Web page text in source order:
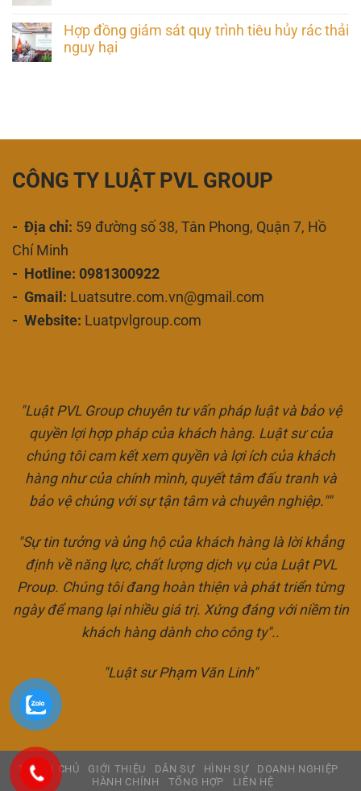
Hợp đồng giám sát quy trình tiêu hủy rác thải
nguy hại
CÔNG TY LUẬT PVL GROUP
- Địa chỉ: 59 đường số 38, Tân Phong, Quận 7, Hồ
Chí Minh
- Hotline: 0981300922
- Gmail: Luatsutre.com.vn@gmail.com
- Website: Luatpvlgroup.com
"Luật PVL Group chuyên tư vấn pháp luật và bảo vệ
quyền lợi hợp pháp của khách hàng. Luật sư của
chúng tôi cam kết xem quyền và lợi ích của khách
hàng như của chính mình, quyết tâm đấu tranh và
bảo vệ chúng với sự tận tâm và chuyên nghiệp.""
"Sự tin tưởng và ủng hộ của khách hàng là lời khẳng
định về năng lực, chất lượng dịch vụ của Luật PVL
Proup. Chúng tôi đang hoàn thiện và phát triển từng
ngày để mang lại nhiều giá trị. Xứng đáng với niềm tin
khách hàng dành cho công ty"..
"Luật sư Phạm Văn Linh"
TRANG CHỦ GIỚI THIỆU DÂN SỰ HÌNH SỰ
DOANH NGHIỆP
HÀNH CHÍNH
TỔNG HỢP LIÊN HỆ